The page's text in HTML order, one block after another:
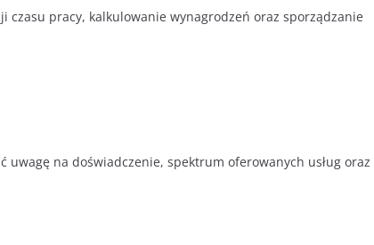
czasu pracy, kalkulowanie wynagrodzeń oraz sporządzanie
uwagę na doświadczenie, spektrum oferowanych usług oraz